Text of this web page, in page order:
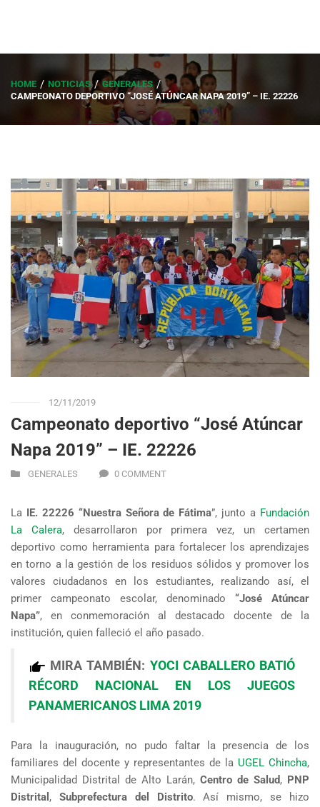
HOME NOTICIAS
GENERALES
CAMPEONATO DEPORTIVO “JOSÉ ATÚNCAR NAPA 2019” – IE. 22226
12/11/2019
Campeonato deportivo “José Atúncar
Napa 2019” – IE. 22226
GENERALES 0 COMMENT
La IE. 22226 “Nuestra Señora de Fátima”, junto a Fundación
La Calera, desarrollaron por primera vez, un certamen
deportivo como herramienta para fortalecer los aprendizajes
en torno a la gestión de los residuos sólidos y promover los
valores ciudadanos en los estudiantes, realizando así, el
primer campeonato escolar, denominado “José Atúncar
Napa”, en conmemoración al destacado docente de la
institución, quien falleció el año pasado.
MIRA TAMBIÉN: YOCI CABALLERO BATIÓ
RÉCORD NACIONAL EN LOS JUEGOS
PANAMERICANOS LIMA 2019
Para la inauguración, no pudo faltar la presencia de los
familiares del docente y representantes de la UGEL Chincha,
Municipalidad Distrital de Alto Larán, Centro de Salud, PNP
Distrital , Subprefectura del Distrito. Así mismo, se hizo